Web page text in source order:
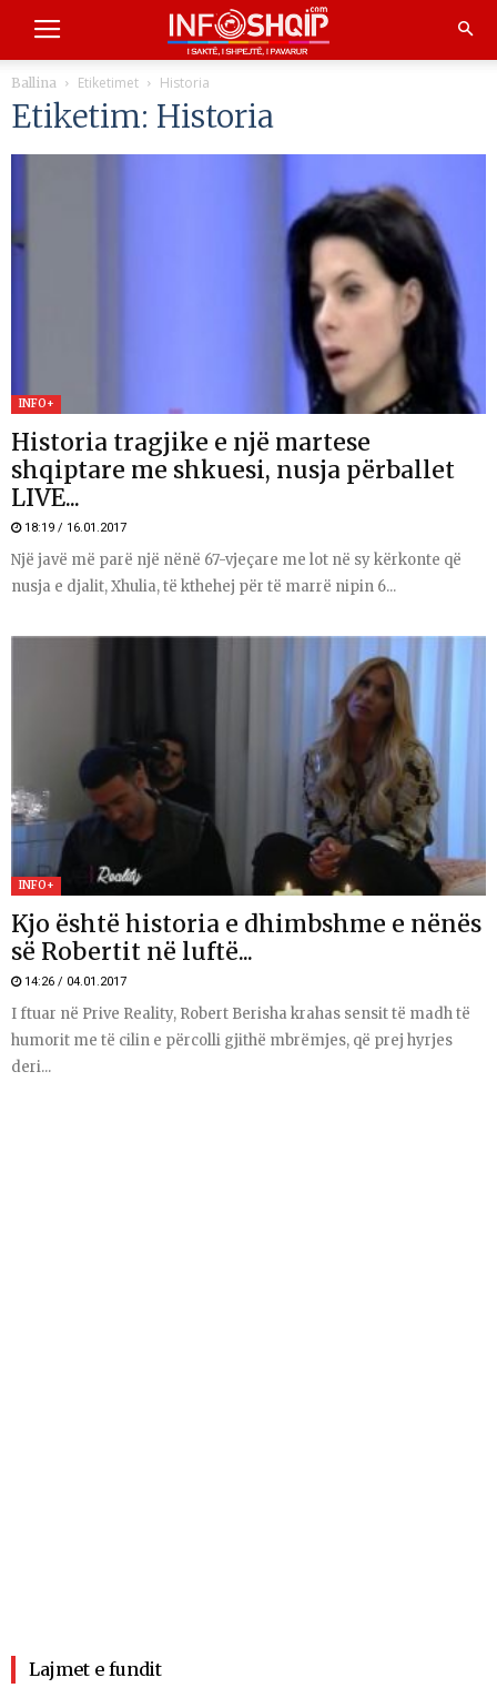
Ballina Etiketimet Historia
Etiketim: Historia
INFO+
Historia tragjike e një martese
shqiptare me shkuesi, nusja përballet
LIVE...
18:19 / 16.01.2017
Një javë më parë një nënë 67-vjeçare me lot në sy kërkonte që
nusja e djalit, Xhulia, të kthehej për të marrë nipin 6...
INFO+
Kjo është historia e dhimbshme e nënës
së Robertit në luftë...
14:26 / 04.01.2017
I ftuar në Prive Reality, Robert Berisha krahas sensit të madh të
humorit me të cilin e përcolli gjithë mbrëmjes, që prej hyrjes
deri...
Lajmet e fundit